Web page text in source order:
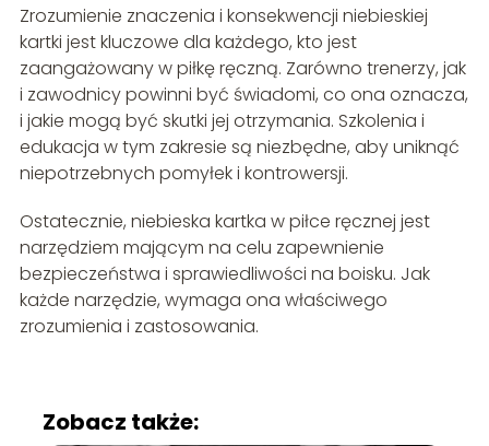
Zrozumienie znaczenia i konsekwencji niebieskiej
kartki jest kluczowe dla każdego, kto jest
zaangażowany w piłkę ręczną. Zarówno trenerzy, jak
i zawodnicy powinni być świadomi, co ona oznacza,
i jakie mogą być skutki jej otrzymania. Szkolenia i
edukacja w tym zakresie są niezbędne, aby uniknąć
niepotrzebnych pomyłek i kontrowersji.
Ostatecznie, niebieska kartka w piłce ręcznej jest
narzędziem mającym na celu zapewnienie
bezpieczeństwa i sprawiedliwości na boisku. Jak
każde narzędzie, wymaga ona właściwego
zrozumienia i zastosowania.
Zobacz także: